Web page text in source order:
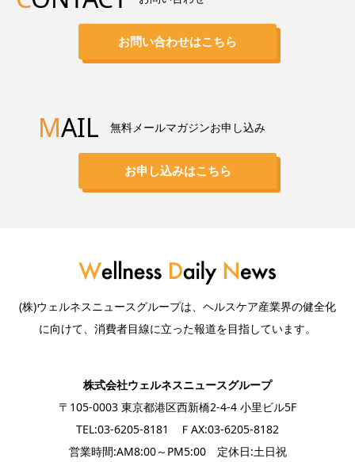
お問い合わせはこちら
MAIL 無料メールマガジンお申し込み
お申し込みはこちら
(株)ウェルネスニュースグループは、ヘルスケア産業界の健全化
に向けて、消費者目線に立った報道を目指しています。
株式会社ウェルネスニュースグループ
〒105-0003 東京都港区西新橋2-4-4 小里ビル5F
TEL:03-6205-8181 ＦAX:03-6205-8182
営業時間:AM8:00～PM5:00 定休日:土日祝